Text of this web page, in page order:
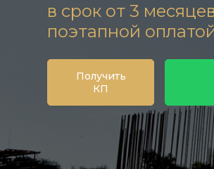
в срок от 3
поэтапной
Получить
КП